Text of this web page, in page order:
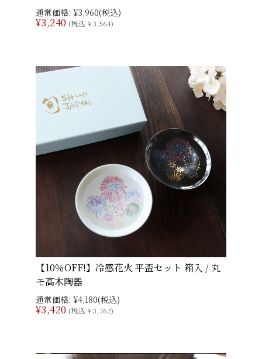
通常価格: ¥3,960(税込)
¥3,240 (税込 ¥3,564)
【10％OFF!】冷感花火 平盃セット 箱入 / 丸
モ高木陶器
通常価格: ¥4,180(税込)
¥3,420 (税込 ¥3,762)